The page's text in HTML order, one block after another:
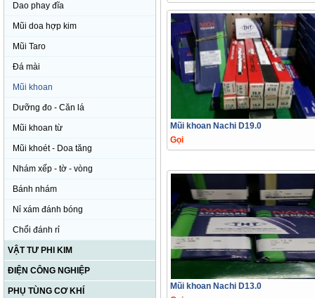
Dao phay đĩa
Mũi doa hợp kim
Mũi Taro
Đá mài
Mũi khoan
Dưỡng đo - Căn lá
Mũi khoan từ
Mũi khoét - Doa tăng
Nhám xếp - tờ - vòng
Bánh nhám
Nỉ xám đánh bóng
Chổi đánh rỉ
VẬT TƯ PHI KIM
ĐIỆN CÔNG NGHIỆP
PHỤ TÙNG CƠ KHÍ
Mũi khoan Nachi D19.0
Gọi
Mũi khoan Nachi D13.0